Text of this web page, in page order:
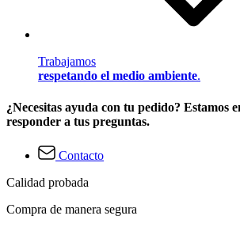
Trabajamos
respetando el medio ambiente.
¿Necesitas ayuda con tu pedido? Estamos
responder a tus preguntas.
Contacto
Calidad probada
Compra de manera segura